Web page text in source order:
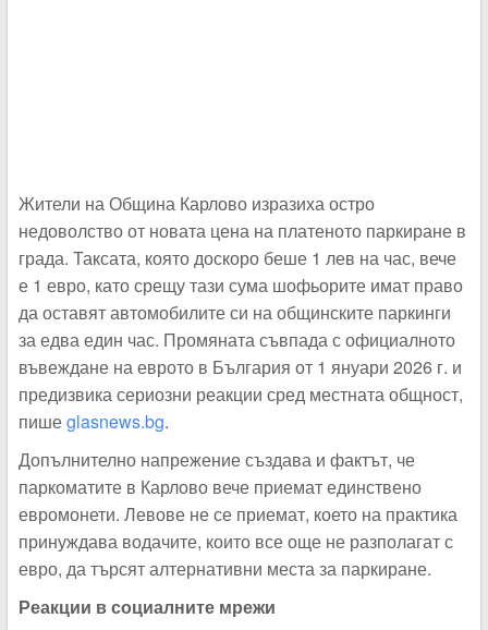
Жители на Община Карлово изразиха остро
недоволство от новата цена на платеното паркиране в
града. Таксата, която доскоро беше 1 лев на час, вече
е 1 евро, като срещу тази сума шофьорите имат право
да оставят автомобилите си на общинските паркинги
за едва един час. Промяната съвпада с официалното
въвеждане на еврото в България от 1 януари 2026 г. и
предизвика сериозни реакции сред местната общност,
пишеglasnews.bg.
Допълнително напрежение създава и фактът, че
паркоматите в Карлово вече приемат единствено
евромонети. Левове не се приемат, което на практика
принуждава водачите, които все още не разполагат с
евро, да търсят алтернативни места за паркиране.
Реакции в социалните мрежи